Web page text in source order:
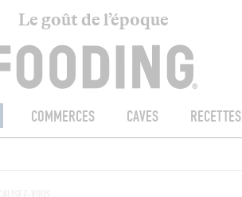
Le goût de l’époque
COMMERCES CAVES RECETTES